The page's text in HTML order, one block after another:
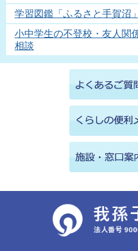
学習図鑑「ふるさと手賀沼
小中学生の不登校・友人関
相談